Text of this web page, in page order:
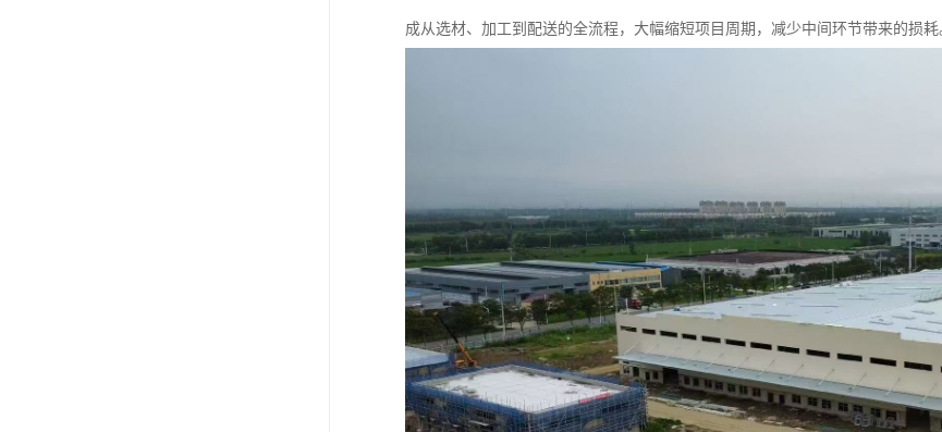
成从选材、加工到配送的全流程，大幅缩短项目周期，减少中间环节带来的损耗